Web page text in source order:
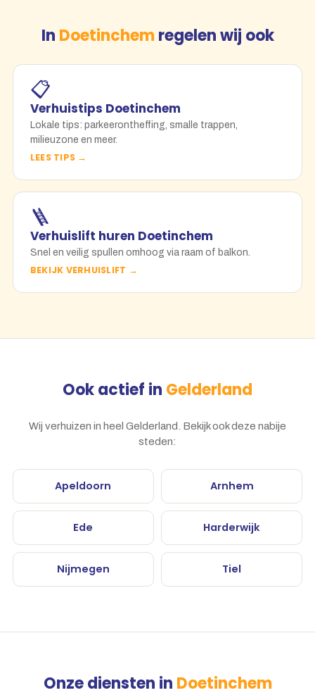
In Doetinchemregelen wij ook
📋
Verhuistips Doetinchem
Lokale tips: parkeerontheffing, smalle trappen,
milieuzone en meer.
LEES TIPS →
🪜
Verhuislift huren Doetinchem
Snel en veilig spullen omhoog via raam of balkon.
BEKIJK VERHUISLIFT →
Ook actief in Gelderland
Wij verhuizen in heel Gelderland. Bekijk ook deze nabije
steden:
Apeldoorn Arnhem
Ede Harderwijk
Nijmegen Tiel
Onze diensten in Doetinchem